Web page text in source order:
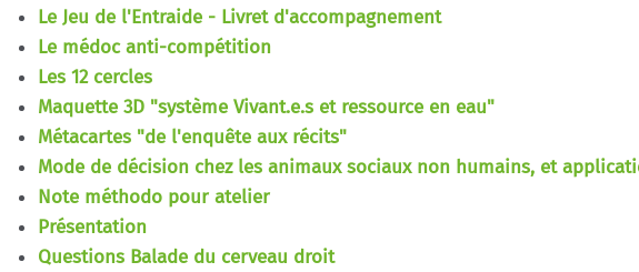
Le Jeu de l'Entraide - Livret d'accompagnement
Le médoc anti-compétition
Les 12 cercles
Maquette 3D "système Vivant.e.s et ressource en eau"
Métacartes "de l'enquête aux récits"
Mode de décision chez les animaux sociaux non humains, et
Note méthodo pour atelier
Présentation
Questions Balade du cerveau droit